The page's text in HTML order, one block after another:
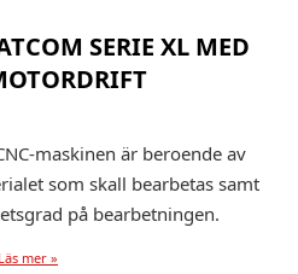
SERIE XL MED
maskinen är beroende av
som skall bearbetas samt
på bearbetningen.
Läs mer »